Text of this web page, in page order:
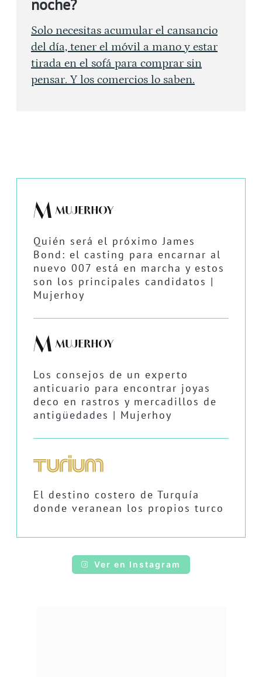
noche?
Solo necesitas acumular el cansancio
del día, tener el móvil a mano y estar
tirada en el sofá para comprar sin
pensar. Y los comercios lo saben.
Quién será el próximo James
Bond: el casting para encarnar al
nuevo 007 está en marcha y estos
son los principales candidatos |
Mujerhoy
Los consejos de un experto
anticuario para encontrar joyas
deco en rastros y mercadillos de
antigüedades | Mujerhoy
El destino costero de Turquía
donde veranean los propios turco
Ver en Instagram